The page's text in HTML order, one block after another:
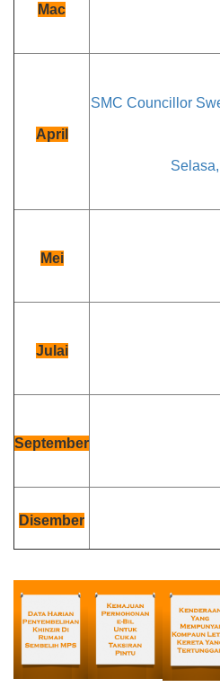
Mac
April
SMC Councillor
Mei
Julai
September
Disember